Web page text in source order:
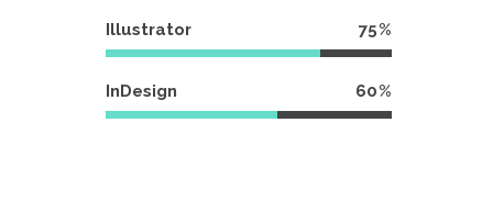
Illustrator 75
InDesign 60